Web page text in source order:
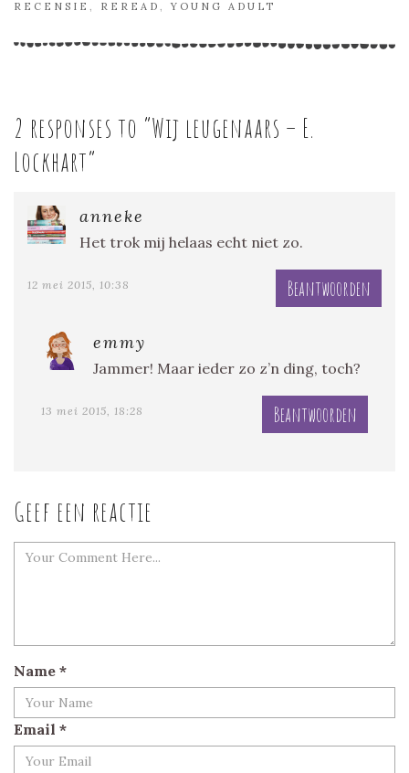
RECENSIE
REREAD ,YOUNG ADULT
2 responses to “Wij leugenaars – E.
Lockhart”
anneke
Het trok mij helaas echt niet zo.
12 mei 2015, 10:38 Beantwoorden
emmy
Jammer! Maar ieder zo z’n ding, toch?
13 mei 2015, 18:28 Beantwoorden
Geef een reactie
Name *
Email *